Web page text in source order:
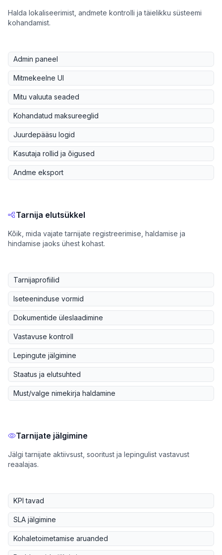
Halda lokaliseerimist, andmete kontrolli ja täielikku süsteemi
kohandamist.
Admin paneel
Mitmekeelne UI
Mitu valuuta seaded
Kohandatud maksureeglid
Juurdepääsu logid
Kasutaja rollid ja õigused
Andme eksport
Tarnija elutsükkel
Kõik, mida vajate tarnijate registreerimise, haldamise ja
hindamise jaoks ühest kohast.
Tarnijaprofiilid
Iseteeninduse vormid
Dokumentide üleslaadimine
Vastavuse kontroll
Lepingute jälgimine
Staatus ja elutsuhted
Must/valge nimekirja haldamine
Tarnijate jälgimine
Jälgi tarnijate aktiivsust, sooritust ja lepingulist vastavust
reaalajas.
KPI tavad
SLA jälgimine
Kohaletoimetamise aruanded